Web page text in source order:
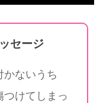
セージ
かないうち
つけてしまっ